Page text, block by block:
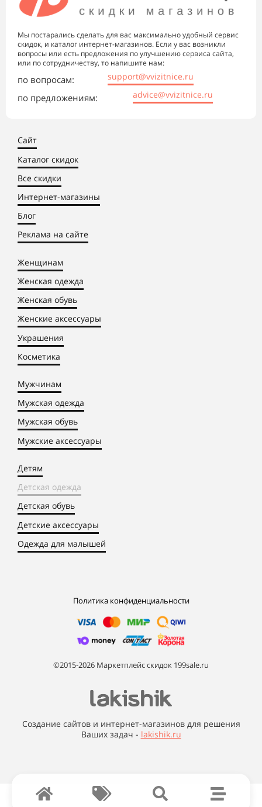
Мы постарались сделать для вас максимально удобный сервис
скидок, и каталог интернет-магазинов. Если у вас возникли
вопросы или есть предложения по улучшению сервиса сайта,
или по сотрудничеству, то напишите нам:
по вопросам: support@vvizitnice.ru
по предложениям: advice@vvizitnice.ru
Сайт
Каталог скидок
Все скидки
Интернет-магазины
Блог
Реклама на сайте
Женщинам
Женская одежда
Женская обувь
Женские аксессуары
Украшения
Косметика
Мужчинам
Мужская одежда
Мужская обувь
Мужские аксессуары
Детям
Детская одежда
Детская обувь
Детские аксессуары
Одежда для малышей
Политика конфиденциальности
©2015-2026 Маркетплейс скидок 199sale.ru
Создание сайтов и интернет-магазинов для решения
Ваших задач - lakishik.ru